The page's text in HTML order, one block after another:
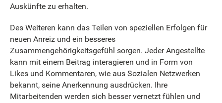
Auskünfte zu erhalten.
Des Weiteren kann das Teilen von speziellen Erfolgen für
neuen Anreiz und ein besseres
Zusammengehörigkeitsgefühl sorgen. Jeder Angestellte
kann mit einem Beitrag interagieren und in Form von
Likes und Kommentaren, wie aus Sozialen Netzwerken
bekannt, seine Anerkennung ausdrücken. Ihre
Mitarbeitenden werden sich besser vernetzt fühlen und